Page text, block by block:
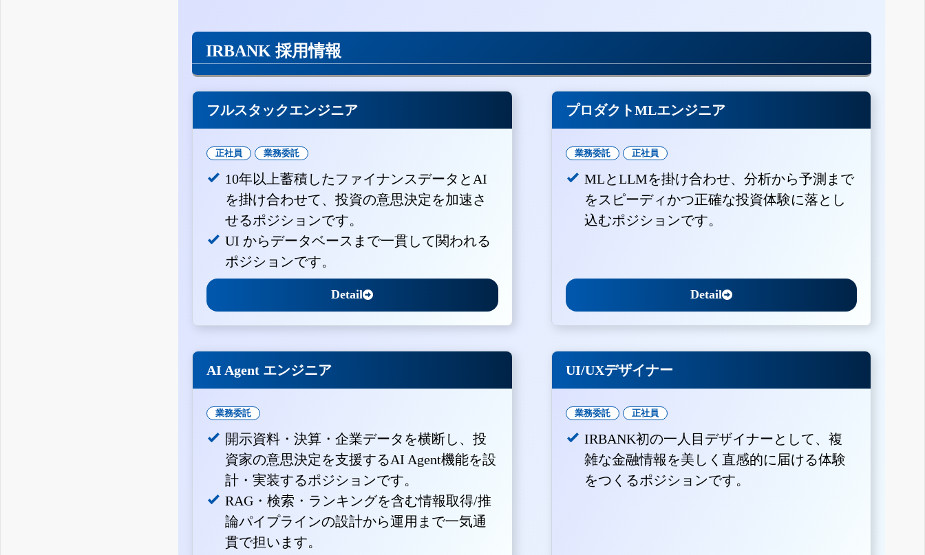
IRBANK 採用情報
フルスタックエンジニア
正社員 業務委託
10年以上蓄積したファイナンスデータとAI
を掛け合わせて、投資の意思決定を加速さ
せるポジションです。
UI からデータベースまで一貫して関われる
ポジションです。
Detail
プロダクトMLエンジニア
業務委託 正社員
MLとLLMを掛け合わせ、分析から予測まで
をスピーディかつ正確な投資体験に落とし
込むポジションです。
Detail
AI Agent エンジニア
業務委託
開示資料・決算・企業データを横断し、投
資家の意思決定を支援するAI Agent機能を設
計・実装するポジションです。
RAG・検索・ランキングを含む情報取得/推
論パイプラインの設計から運用まで一気通
貫で担います。
UI/UXデザイナー
業務委託 正社員
IRBANK初の一人目デザイナーとして、複
雑な金融情報を美しく直感的に届ける体験
をつくるポジションです。